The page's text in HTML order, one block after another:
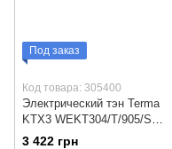
Под заказ
Код товара: 305400
Электрический тэн Terma
KTX3 WEKT304/T/905/S
(400W) чёрный
3 422 грн